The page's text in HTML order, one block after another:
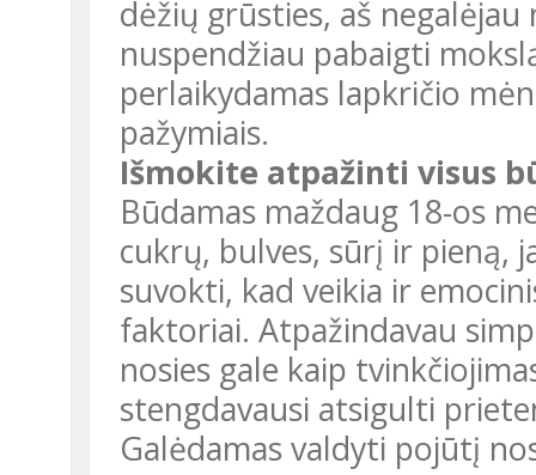
dėžių grūsties, aš
nuspendžiau pabaigti
perlaikydamas lapkričio
pažymiais.
Išmokite atpažinti visus
Būdamas maždaug 18-os
cukrų, bulves, sūrį ir pieną,
suvokti, kad veikia ir
faktoriai. Atpažindavau
nosies gale kaip
stengdavausi atsigulti
Galėdamas valdyti pojūtį